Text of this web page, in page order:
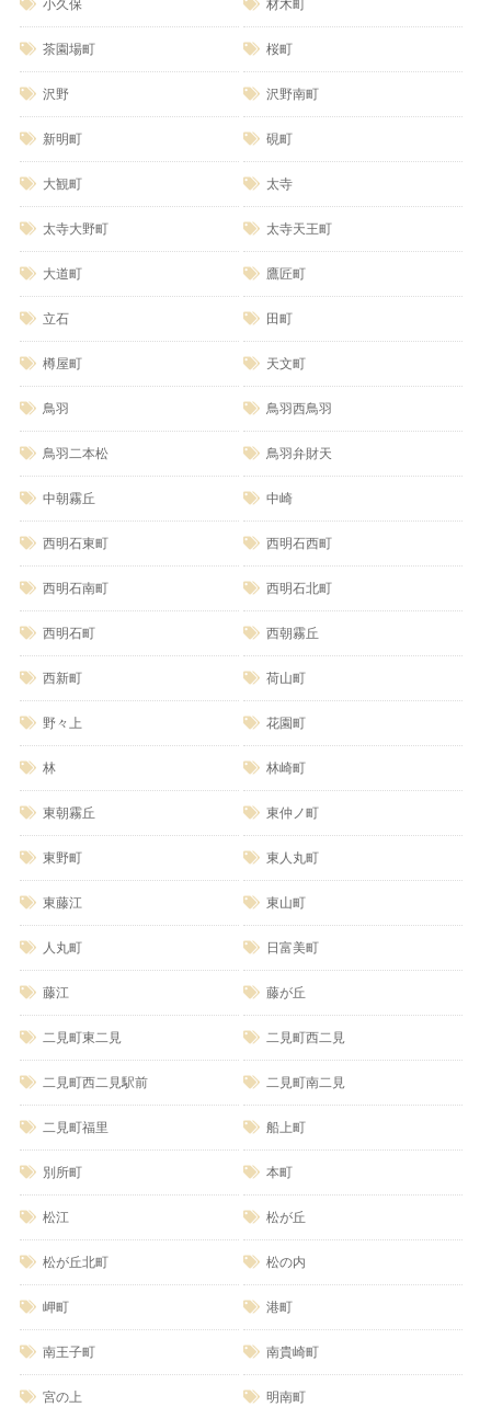
小久保 材木町
茶園場町 桜町
沢野 沢野南町
新明町 硯町
大観町 太寺
太寺大野町 太寺天王町
大道町 鷹匠町
立石 田町
樽屋町 天文町
鳥羽 鳥羽西鳥羽
鳥羽二本松 鳥羽弁財天
中朝霧丘 中崎
西明石東町 西明石西町
西明石南町 西明石北町
西明石町 西朝霧丘
西新町 荷山町
野々上 花園町
林 林崎町
東朝霧丘 東仲ノ町
東野町 東人丸町
東藤江 東山町
人丸町 日富美町
藤江 藤が丘
二見町東二見 二見町西二見
二見町西二見駅前 二見町南二見
二見町福里 船上町
別所町 本町
松江 松が丘
松が丘北町 松の内
岬町 港町
南王子町 南貴崎町
宮の上 明南町